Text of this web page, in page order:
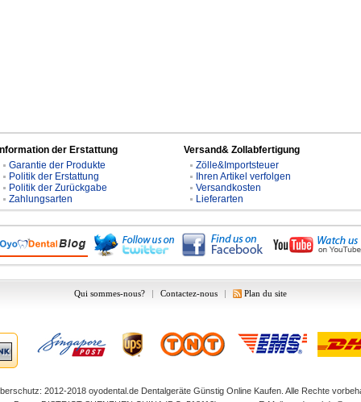
Information der Erstattung
Garantie der Produkte
Politik der Erstattung
Politik der Zurückgabe
Zahlungsarten
Versand& Zollabfertigung
Zölle&Importsteuer
Ihren Artikel verfolgen
Versandkosten
Lieferarten
Qui sommes-nous? | Contactez-nous | Plan du site
2012-2018 oyodental.de Dentalgeräte Günstig Online Kaufen. Alle Rechte